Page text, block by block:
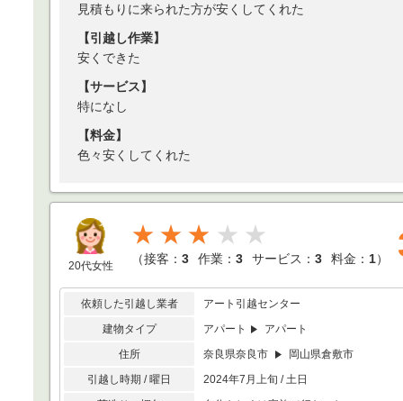
見積もりに来られた方が安くしてくれた
【引越し作業】
安くできた
【サービス】
特になし
【料金】
色々安くしてくれた
20代女性
★★★
（接客： 3 作業： 3 サービス： 3 料金： 1）
依頼した引越し業者
アート引越センター
建物タイプ
アパート
アパート
住所
奈良県奈良市
岡山県倉敷市
引越し時期 / 曜日
2024年7月上旬 / 土日